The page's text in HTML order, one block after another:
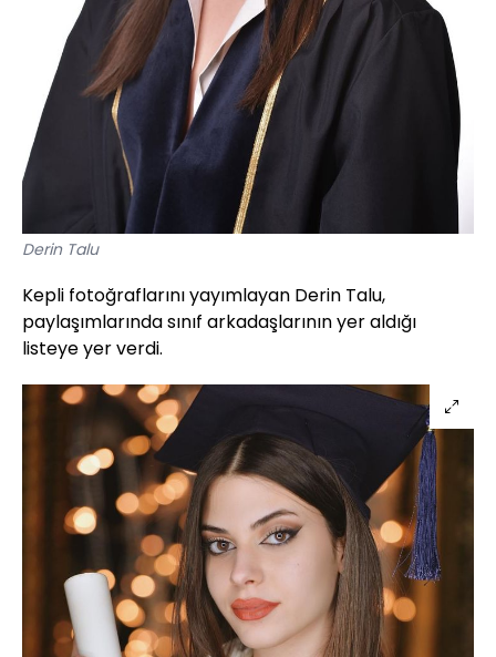
Derin Talu
Kepli fotoğraflarını yayımlayan Derin Talu,
paylaşımlarında sınıf arkadaşlarının yer aldığı
listeye yer verdi.